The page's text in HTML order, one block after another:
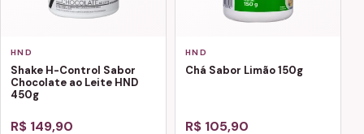
HND
Shake H-Control Sabor
Chocolate ao Leite HND
450g
R$ 149,90
HND
Chá Sabor Limão 150g
R$ 105,90